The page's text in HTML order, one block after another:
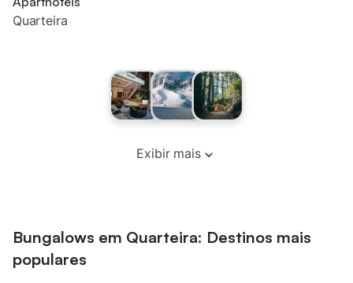
Quarteira
Exibir mais
Bungalows em Quarteira: Destinos mais
populares